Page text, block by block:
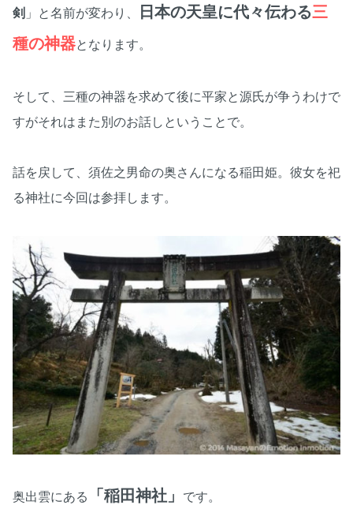
剣 」と名前が変わり、 日本の天皇に代々伝わる三
種の神器となります。
そして、三種の神器を求めて後に平家と源氏が争うわけで
すがそれはまた別のお話しということで。
話を戻して、須佐之男命の奥さんになる稲田姫。彼女を祀
る神社に今回は参拝します。
奥出雲にある 「稲田神社」 です。